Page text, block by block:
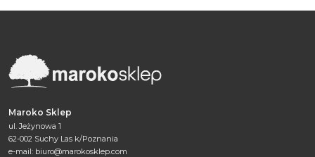
Maroko Sklep
ul. Jeżynowa 1
62-002 Suchy Las k/Poznania
e-mail: biuro@marokosklep.com